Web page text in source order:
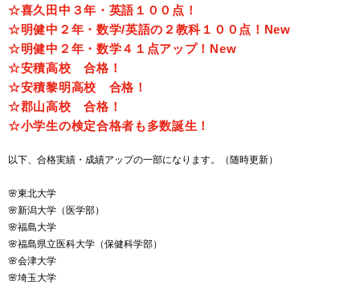
☆喜久田中３年・英語１００点！
☆明健中２年・数学/英語の２教科１００点！New
☆明健中２年・数学４１点アップ！New
☆安積高校 合格！
☆安積黎明高校 合格！
☆郡山高校 合格！
☆小学生の検定合格者も多数誕生！
以下、合格実績・成績アップの一部になります。（随時更新）
🌸東北大学
🌸新潟大学（医学部）
🌸福島大学
🌸福島県立医科大学（保健科学部）
🌸会津大学
🌸埼玉大学